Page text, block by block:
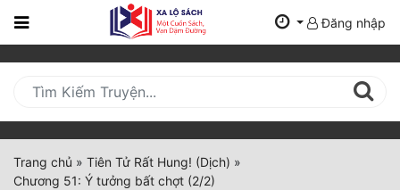
Trang
Mới
Cập
Nhật
(current)
Đăng nhập
Trang chủ » Tiên Tử Rất Hung! (Dịch) »
Chương 51: Ý tưởng bất chợt (2/2)